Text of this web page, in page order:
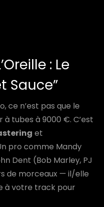
: Le
Sauce”
ce n’est pas que le
à tubes à 9000 €. C’est
et
pro comme Mandy
Dent (Bob Marley, PJ
de morceaux — il/elle
à votre track pour